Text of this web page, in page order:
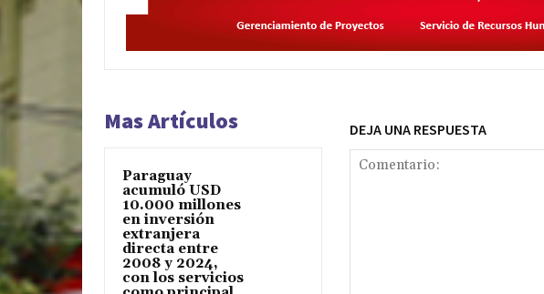
Mas Artículos
Paraguay
acumuló USD
10.000 millones
en inversión
extranjera
directa entre
2008 y 2024,
con los servicios
DEJA UNA RESPUESTA